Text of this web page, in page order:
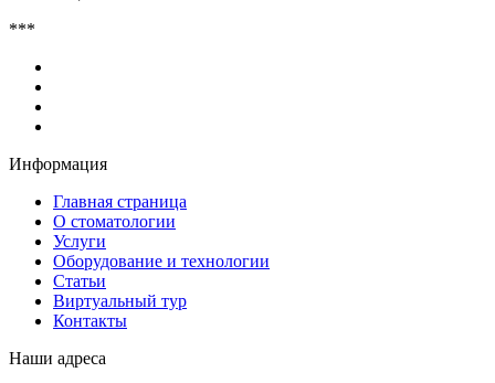
***
Информация
Главная страница
О стоматологии
Услуги
Оборудование и технологии
Статьи
Виртуальный тур
Контакты
Наши адреса